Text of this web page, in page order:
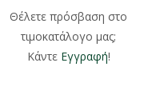
Θέλετε πρόσβαση στο
τιμοκατάλογο μας;
Κάντε Εγγραφή!